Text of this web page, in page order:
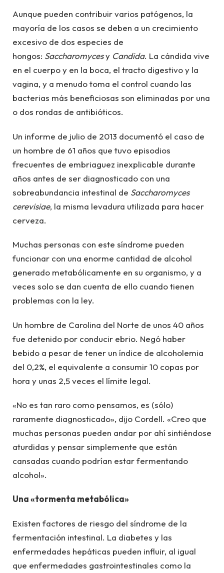
Aunque pueden contribuir varios patógenos, la
mayoría de los casos se deben a un crecimiento
excesivo de dos especies de
hongos: Saccharomycesy Candida. La cándida vive
en el cuerpo y en la boca, el tracto digestivo y la
vagina, y a menudo toma el control cuando las
bacterias más beneficiosas son eliminadas por una
o dos rondas de antibióticos.
Un informe de julio de 2013 documentó el caso de
un hombre de 61 años que tuvo episodios
frecuentes de embriaguez inexplicable durante
años antes de ser diagnosticado con una
sobreabundancia intestinal de Saccharomyces
cerevisiae, la misma levadura utilizada para hacer
cerveza.
Muchas personas con este síndrome pueden
funcionar con una enorme cantidad de alcohol
generado metabólicamente en su organismo, y a
veces solo se dan cuenta de ello cuando tienen
problemas con la ley.
Un hombre de Carolina del Norte de unos 40 años
fue detenido por conducir ebrio. Negó haber
bebido a pesar de tener un índice de alcoholemia
del 0,2%, el equivalente a consumir 10 copas por
hora y unas 2,5 veces el límite legal.
«No es tan raro como pensamos, es (sólo)
raramente diagnosticado», dijo Cordell. «Creo que
muchas personas pueden andar por ahí sintiéndose
aturdidas y pensar simplemente que están
cansadas cuando podrían estar fermentando
alcohol».
Una «tormenta metabólica»
Existen factores de riesgo del síndrome de la
fermentación intestinal. La diabetes y las
enfermedades hepáticas pueden influir, al igual
que enfermedades gastrointestinales como la